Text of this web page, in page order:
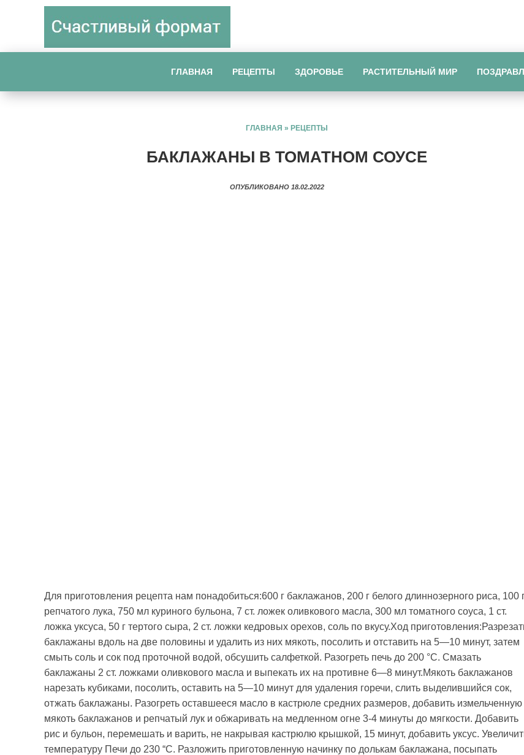
ГЛАВНАЯ РЕЦЕПТЫ ЗДОРОВЬЕ РАСТИТЕЛЬНЫЙ МИР
ГЛАВНАЯ » РЕЦЕПТЫ
БАКЛАЖАНЫ В ТОМАТНОМ СОУСЕ
ОПУБЛИКОВАНО 18.02.2022
Для приготовления рецепта нам понадобиться:600 г баклажанов, 200 г белого длиннозерного риса, 100
репчатого лука, 750 мл куриного бу­льона, 7 ст. ложек оливкового масла, 300 мл то­матного соуса, 1 ст.
ложка уксуса, 50 г тертого сыра, 2 ст. ложки кедровых орехов, соль по вкусу.Ход
баклажаны вдоль на две половины и удалить из них мякоть, посолить и отставить на 5—10 минут, затем
смыть соль и сок под проточной водой, обсушить салфеткой. Разогреть печь до 200 °С. Смазать
баклажаны 2 ст. ложками оливкового масла и выпекать их на противне 6—8 минут.Мякоть баклажанов
нарезать кубиками, посолить, оста­вить на 5—10 минут для удаления горечи, слить выделив­шийся сок,
отжать баклажаны. Разогреть оставшееся масло в кастрюле средних размеров, добавить измельченную
мя­коть баклажанов и репчатый лук и обжаривать на медлен­ном огне 3-4 минуты до мягкости. Добавить
рис и бульон, перемешать и варить, не накрывая кастрюлю крышкой, 15 минут, добавить уксус.
температуру Печи до 230 “С. Разложить приготовленную начинку по долькам баклажа­на, посыпать